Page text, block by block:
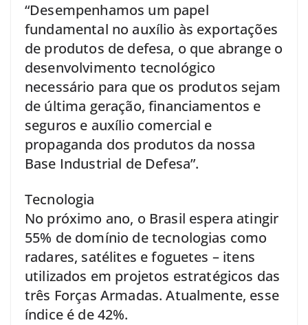
“Desempenhamos um papel
fundamental no auxílio às exportações
de produtos de defesa, o que abrange o
desenvolvimento tecnológico
necessário para que os produtos sejam
de última geração, financiamentos e
seguros e auxílio comercial e
propaganda dos produtos da nossa
Base Industrial de Defesa”.
Tecnologia
No próximo ano, o Brasil espera atingir
55% de domínio de tecnologias como
radares, satélites e foguetes – itens
utilizados em projetos estratégicos das
três Forças Armadas. Atualmente, esse
índice é de 42%.